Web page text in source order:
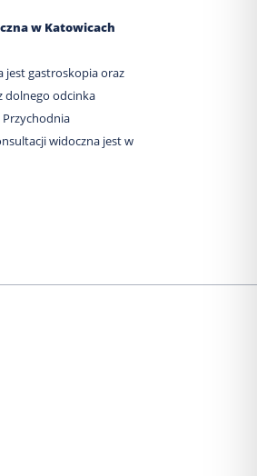
w Katowicach
jest gastroskopia oraz
dolnego odcinka
widoczna jest w